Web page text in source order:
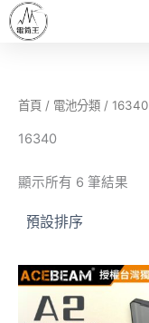
跳
至
首頁 / 電池分類 / 16340
16340
顯示所有 6 筆結果